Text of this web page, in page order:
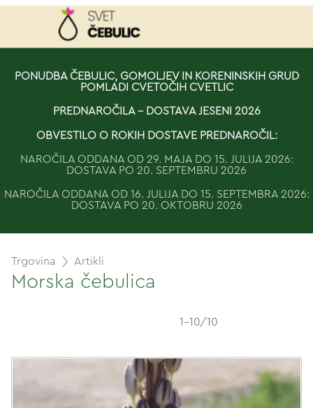
VAŠA KOŠARICA JE
PONUDBA ČEBULIC, GOMOLJEV IN KORENINSKIH GRUD
POMLADI CVETOČIH CVETLIC
PREDNAROČILA - DOSTAVA JESENI 2026
OBVESTILO O ROKIH DOSTAVE PREDNAROČIL:
NAROČILA ODDANA OD 29. MAJA DO 15. JULIJA 2026:
DOSTAVA PO 20. SEPTEMBRU 2026
NAROČILA ODDANA OD 16. JULIJA DO 15. SEPTEMBRA 2026:
DOSTAVA PO 20. OKTOBRU 2026
Trgovina Artikli
Morska čebulica
1-10/10